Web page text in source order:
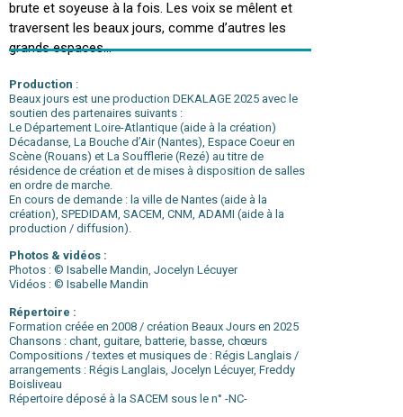
brute et soyeuse à la fois. Les voix se mêlent et
traversent les beaux jours, comme d’autres les
grands espaces…
ESPACE PROFESSIONNEL
Production :
Beaux jours est une production DEKALAGE 2025 avec le
soutien des partenaires suivants :
Le Département Loire-Atlantique (aide à la création)
Décadanse, La Bouche d’Air (Nantes), Espace Coeur en
Scène (Rouans) et La Soufflerie (Rezé) au titre de
résidence de création et de mises à disposition de salles
en ordre de marche.
En cours de demande : la ville de Nantes (aide à la
création), SPEDIDAM, SACEM, CNM, ADAMI (aide à la
production / diffusion).
Photos & vidéos :
Photos : © Isabelle Mandin, Jocelyn Lécuyer
Vidéos : © Isabelle Mandin
Répertoire :
Formation créée en 2008 / création Beaux Jours en 2025
Chansons : chant, guitare, batterie, basse, chœurs
Compositions / textes et musiques de : Régis Langlais /
arrangements : Régis Langlais, Jocelyn Lécuyer, Freddy
Boisliveau
Répertoire déposé à la SACEM sous le n° -NC-